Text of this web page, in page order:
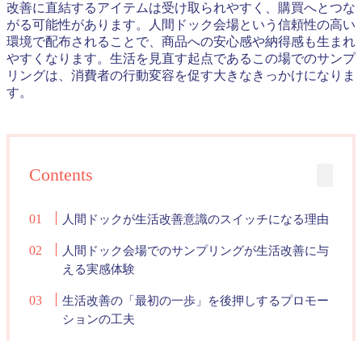
改善に直結するアイテムは受け取られやすく、購買へとつな
がる可能性があります。人間ドック会場という信頼性の高い
環境で配布されることで、商品への安心感や納得感も生まれ
やすくなります。生活を見直す起点であるこの場でのサンプ
リングは、消費者の行動変容を促す大きなきっかけになりま
す。
Contents
人間ドックが生活改善意識のスイッチになる理由
人間ドック会場でのサンプリングが生活改善に与
える実感体験
生活改善の「最初の一歩」を後押しするプロモー
ションの工夫